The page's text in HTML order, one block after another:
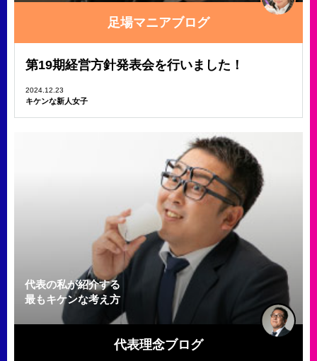
足場マニアブログ
第19期経営方針発表会を行いました！
2024.12.23
キケンな新人女子
代表の私が紹介する
最もキケンな考え方
代表理念ブログ